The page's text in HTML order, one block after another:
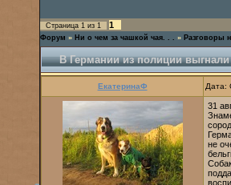
Страница 1 из 1 1
Форум » Ни о чем за чашкой чая. . . » Разговоры
В Германии из полиции
ЕкатеринаФ Дата:
31
не